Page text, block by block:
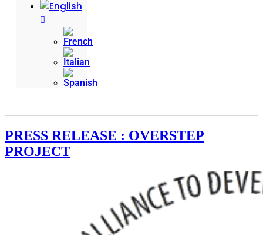
PRESS RELEASE : OVERSTEP
PROJECT